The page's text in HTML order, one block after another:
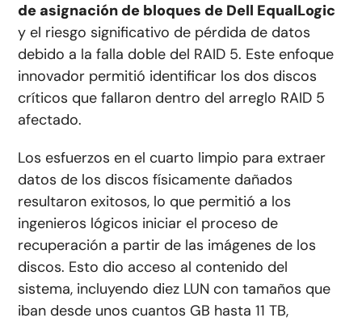
de asignación de bloques de Dell EqualLogic
y el riesgo significativo de pérdida de datos
debido a la falla doble del RAID 5. Este enfoque
innovador permitió identificar los dos discos
críticos que fallaron dentro del arreglo RAID 5
afectado.
Los esfuerzos en el cuarto limpio para extraer
datos de los discos físicamente dañados
resultaron exitosos, lo que permitió a los
ingenieros lógicos iniciar el proceso de
recuperación a partir de las imágenes de los
discos. Esto dio acceso al contenido del
sistema, incluyendo diez LUN con tamaños que
iban desde unos cuantos GB hasta 11 TB,